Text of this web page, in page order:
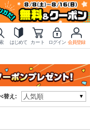
はじめて カート ログイン 会員登録
替え: